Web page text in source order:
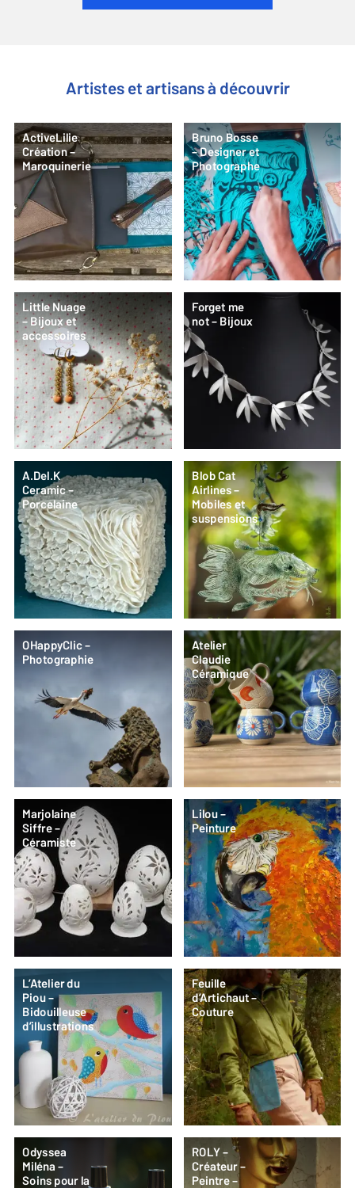
Artistes et artisans à découvrir
ActiveLilie
Création –
Maroquinerie
Bruno Bosse
– Designer et
Photographe
Little Nuage
– Bijoux et
accessoires
Forget me
not – Bijoux
A.Del.K
Ceramic –
Porcelaine
Blob Cat
Airlines –
Mobiles et
suspensions
OHappyClic –
Photographie
Atelier
Claudie
Céramique
Marjolaine
Siffre –
Céramiste
Lilou –
Peinture
L’Atelier du
Piou –
Bidouilleuse
d’illustrations
Feuille
d’Artichaut –
Couture
Odyssea
Miléna –
Soins pour la
ROLY –
Créateur –
Peintre –